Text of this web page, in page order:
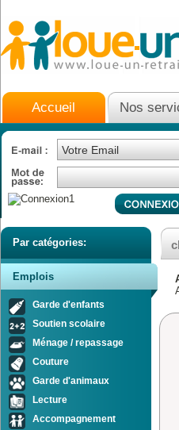
Accueil Nos
Par catégories:
Emplois
Garde d'enfants
Soutien scolaire
Ménage / repassage
Couture
Garde d'animaux
Lecture
Accompagnement